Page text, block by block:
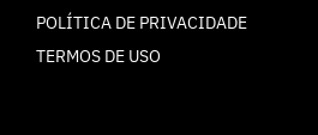
POLÍTICA DE PRIVACIDADE
TERMOS DE USO